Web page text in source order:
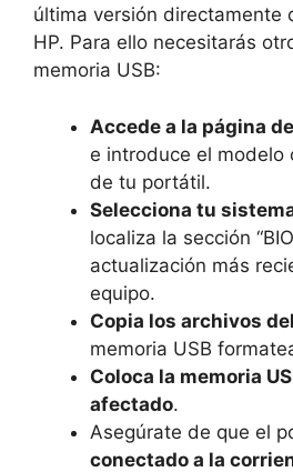
última versión directamente
HP. Para ello necesitarás
memoria USB:
Accede a la página
e introduce el modelo
de tu portátil.
Selecciona tu
localiza la sección
actualización más
equipo.
Copia los archivos
memoria USB
Coloca la memoria
afectado.
Asegúrate de que el
conectado a la